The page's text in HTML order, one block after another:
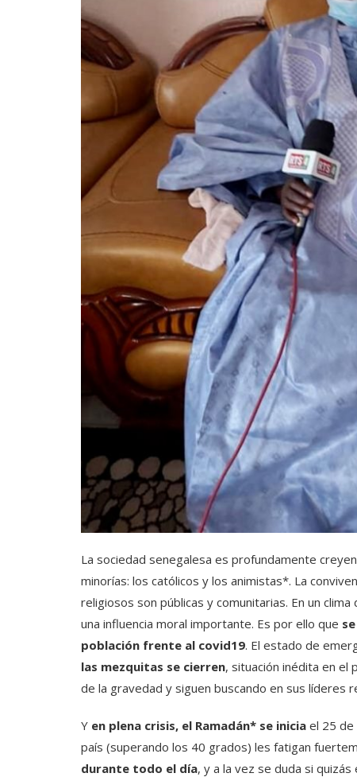
La sociedad senegalesa es profundamente
minorías: los católicos y los animistas*. La
religiosos son públicas y comunitarias. En un
una influencia moral importante. Es por ello que
población frente al covid19. El estado de
las mezquitas se cierren, situación inédita en el
de la gravedad y siguen buscando en sus líderes
Y en plena crisis, el Ramadán* se inicia el 25 de
país (superando los 40 grados) les fatigan
durante todo el día, y a la vez se duda si